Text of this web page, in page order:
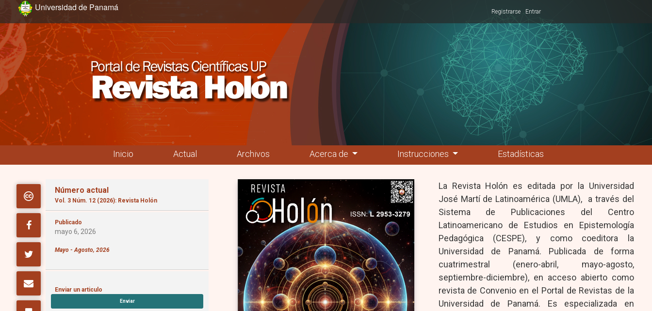
Ir al menú de navegación principal
Ir al contenido principal
Ir al pie de página del sitio
Universidad de Panamá Registrarse Entrar
Menú principal Inicio Actual Archivos Acerca de Instrucciones Estadísticas
Número actual
Vol. 3 Núm. 12 (2026): Revista Holón
Publicado
mayo 6, 2026
Mayo - Agosto, 2026
Enviar un articulo
Enviar
La Revista Holón es editada por la Universidad
José Martí de Latinoamérica (UMLA), a través del
Sistema de Publicaciones del Centro
Latinoamericano de Estudios en Epistemología
Pedagógica (CESPE), y como coeditora la
Universidad de Panamá. Publicada de forma
cuatrimestral (enero-abril, mayo-agosto,
septiembre-diciembre), en acceso abierto como
revista de Convenio en el Portal de Revistas de la
Universidad de Panamá. Es especializada en